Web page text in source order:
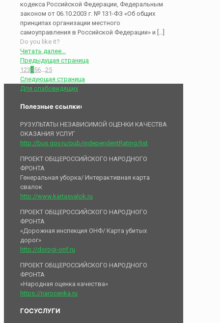
кодекса Российской Федерации, Федеральным
законом от 06.10.2003 г. № 131-ФЗ «Об общих
принципах организации местного
самоуправления в Российской Федерации» и […]
Do you like it?
Читать далее...
Предыдущая страница
123456...25
Следующая страница
Для слабовидящих
Полезные ссылки:
РУЗУЛЬТАТЫ НЕЗАВИСИМОЙ ОЦЕНКИ КАЧЕСТВА
ОКАЗАНИЯ УСЛУГ
http://bus.gov.ru/pub/independentRating/list
ПРОЕКТ ОБЩЕРОССИЙСКОГО НАРОДНОГО
ФРОНТА
Генеральная уборка/ Интерактивная карта
свалок
http://www.kartasvalok.ru
ПРОЕКТ ОБЩЕРОССИЙСКОГО НАРОДНОГО
ФРОНТА
«Дорожная инспекция ОНФ/ Карта убитых
дорог»
http://dorogi-onf.ru
ПРОЕКТ ОБЩЕРОССИЙСКОГО НАРОДНОГО
ФРОНТА
«Народная оценка качества»
https://narocenka.ru
ГОСУСЛУГИ